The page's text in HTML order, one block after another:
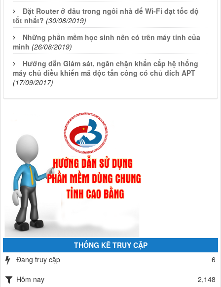
Đặt Router ở đâu trong ngôi nhà để Wi-Fi đạt tốc độ
tốt nhất? (30/08/2019)
Những phần mềm học sinh nên có trên máy tính của
mình (26/08/2019)
Hướng dẫn Giám sát, ngăn chặn khẩn cấp hệ thống
máy chủ điều khiển mã độc tấn công có chủ đích APT
(17/09/2017)
THỐNG KÊ TRUY CẬP
Đang truy cập
6
Hôm nay
2,148